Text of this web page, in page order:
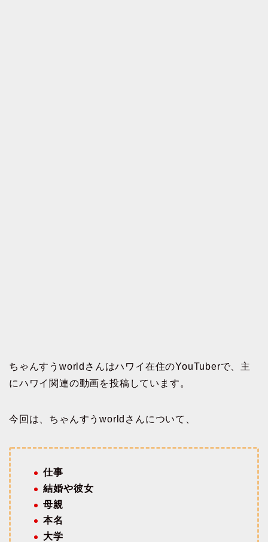
ちゃんすうworldさんはハワイ在住のYouTuberで、主
にハワイ関連の動画を投稿しています。
今回は、ちゃんすうworldさんについて、
仕事
結婚や彼女
母親
本名
大学